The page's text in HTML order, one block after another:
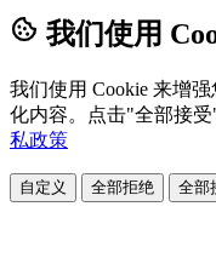
我们使用
我们使用 Cookie 来增
化内容。点击"全部接受
私政策
自定义 全部拒绝 全部